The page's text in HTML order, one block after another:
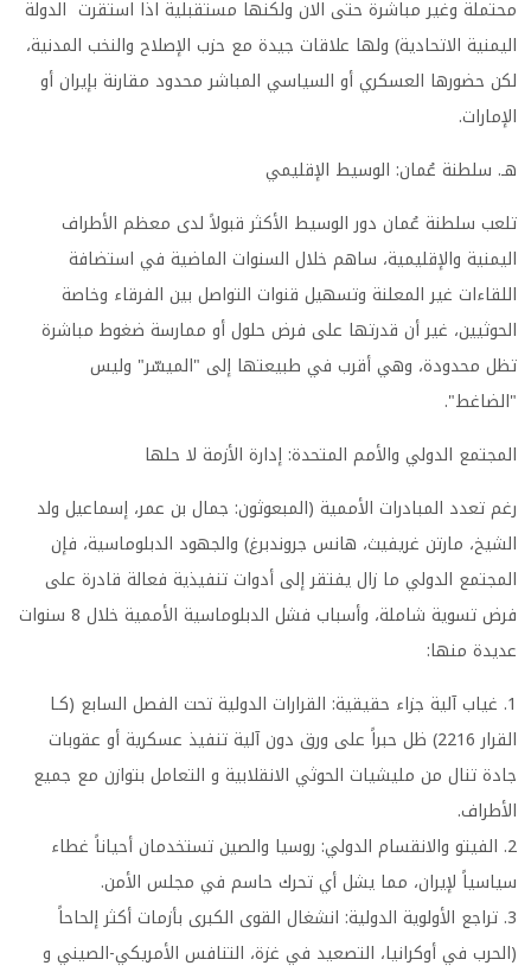
محتملة وغير مباشرة حتى الان ولكنها مستقبلية اذا استقرت الدولة
اليمنية الاتحادية) ولها علاقات جيدة مع حزب الإصلاح والنخب المدنية،
لكن حضورها العسكري أو السياسي المباشر محدود مقارنة بإيران أو
الإمارات.
هـ. سلطنة عُمان: الوسيط الإقليمي
تلعب سلطنة عُمان دور الوسيط الأكثر قبولاً لدى معظم الأطراف
اليمنية والإقليمية، ساهم خلال السنوات الماضية في استضافة
اللقاءات غير المعلنة وتسهيل قنوات التواصل بين الفرقاء وخاصة
الحوثيين، غير أن قدرتها على فرض حلول أو ممارسة ضغوط مباشرة
تظل محدودة، وهي أقرب في طبيعتها إلى "الميسّر" وليس
"الضاغط".
المجتمع الدولي والأمم المتحدة: إدارة الأزمة لا حلها
رغم تعدد المبادرات الأممية (المبعوثون: جمال بن عمر، إسماعيل ولد
الشيخ، مارتن غريفيث، هانس جروندبرغ) والجهود الدبلوماسية، فإن
المجتمع الدولي ما زال يفتقر إلى أدوات تنفيذية فعالة قادرة على
فرض تسوية شاملة، وأسباب فشل الدبلوماسية الأممية خلال 8 سنوات
عديدة منها:
1. غياب آلية جزاء حقيقية: القرارات الدولية تحت الفصل السابع (كـا
القرار 2216) ظل حبراً على ورق دون آلية تنفيذ عسكرية أو عقوبات
جادة تنال من مليشيات الحوثي الانقلابية و التعامل بتوازن مع جميع
الأطراف.
2. الفيتو والانقسام الدولي: روسيا والصين تستخدمان أحياناً غطاء
سياسياً لإيران، مما يشل أي تحرك حاسم في مجلس الأمن.
3. تراجع الأولوية الدولية: انشغال القوى الكبرى بأزمات أكثر إلحاحاً
(الحرب في أوكرانيا، التصعيد في غزة، التنافس الأمريكي-الصيني و